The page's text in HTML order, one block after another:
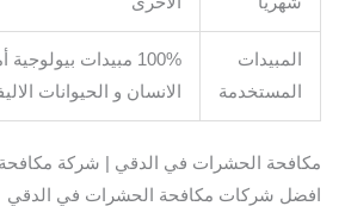
المبيدات
المستخدمة
100% مبيدات
الانسان و الحيوانات
مكافحة الحشرات في الدقي | شركة
افضل شركات مكافحة الحشرات في الدقي